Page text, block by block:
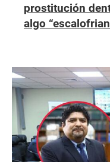
prostitución
algo